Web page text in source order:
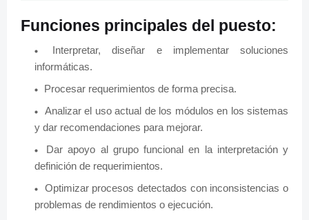
Funciones principales del puesto:
Interpretar, diseñar e implementar soluciones
informáticas.
Procesar requerimientos de forma precisa.
Analizar el uso actual de los módulos en los sistemas
y dar recomendaciones para mejorar.
Dar apoyo al grupo funcional en la interpretación y
definición de requerimientos.
Optimizar procesos detectados con inconsistencias o
problemas de rendimientos o ejecución.